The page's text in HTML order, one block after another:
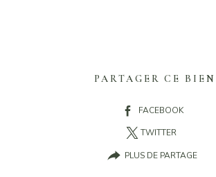
PARTAGER CE BIEN
FACEBOOK
TWITTER
PLUS DE PARTAGE